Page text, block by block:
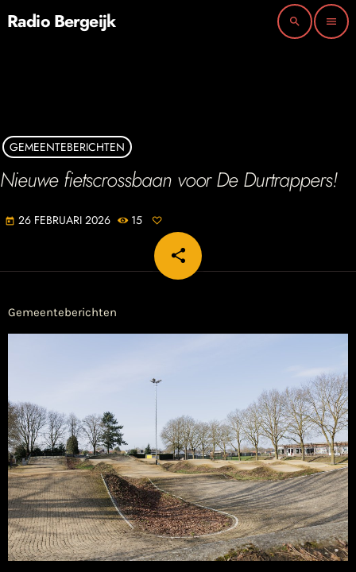
Radio Bergeijk search menu
GEMEENTEBERICHTEN
Nieuwe fietscrossbaan voor De Durtrappers!
today 26 FEBRUARI 2026 15
share
email
Gemeenteberichten